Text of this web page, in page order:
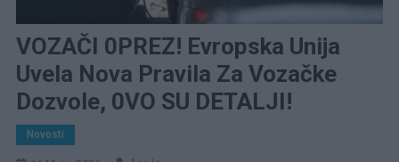
VOZAČI 0PREZ! Evropska Unija
Uvela Nova Pravila Za Vozačke
Dozvole, 0VO SU DETALJI!
Novosti